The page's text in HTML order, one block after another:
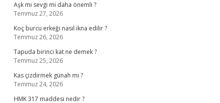
Aşk mı sevgi mi daha önemli ?
Temmuz 27, 2026
Koç burcu erkeği nasıl ikna edilir ?
Temmuz 26, 2026
Tapuda birinci kat ne demek ?
Temmuz 25, 2026
Kas çizdirmek günah mı ?
Temmuz 24, 2026
HMK 317 maddesi nedir ?